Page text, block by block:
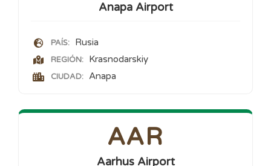
Anapa Airport
PAÍS: Rusia
REGIÓN: Krasnodarskiy
CIUDAD: Anapa
AAR
Aarhus Airport